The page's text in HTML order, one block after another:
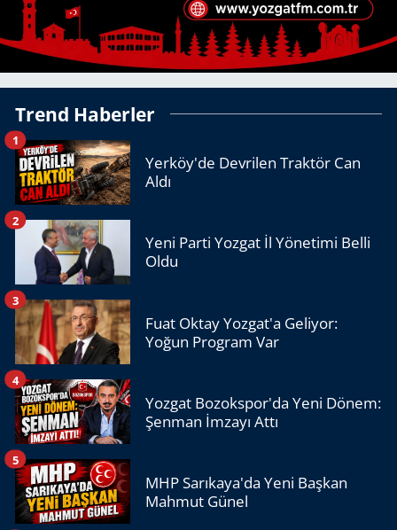
Trend Haberler
Yerköy'de Devrilen Traktör Can
Aldı
1
Yeni Parti Yozgat İl Yönetimi Belli
Oldu
2
Fuat Oktay Yozgat'a Geliyor:
Yoğun Program Var
3
Yozgat Bozokspor'da Yeni Dönem:
Şenman İmzayı Attı
4
MHP Sarıkaya'da Yeni Başkan
Mahmut Günel
5